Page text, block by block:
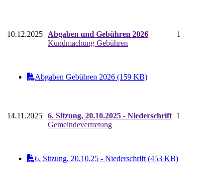
10.12.2025
Abgaben und Gebühren 2026
Kundmachung Gebühren
1
Abgaben Gebühren 2026 (159 KB)
14.11.2025
6. Sitzung, 20.10.2025 - Niederschrift
Gemeindevertretung
1
6. Sitzung, 20.10.25 - Niederschrift (453 KB)